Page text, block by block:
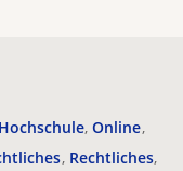
Hochschule Online
Rechtliches